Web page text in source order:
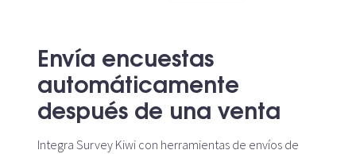
Envía encuestas
automáticamente
después de una venta
Integra Survey Kiwi con herramientas de envíos de